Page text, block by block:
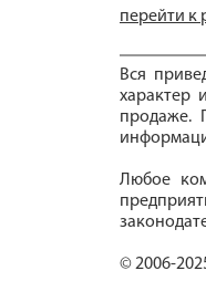
перейти к
Вся
характер
продаже.
Любое
© 2006-